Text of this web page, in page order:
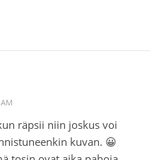
räpsii niin joskus voi
kuvan. 😀